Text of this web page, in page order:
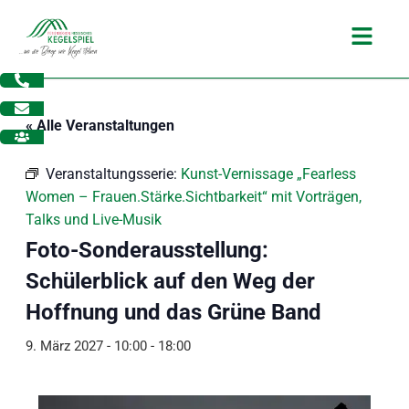
Inhalt
springen
Main
« Alle Veranstaltungen
Veranstaltungsserie: Kunst-Vernissage „Fearless
Women – Frauen.Stärke.Sichtbarkeit“ mit Vorträgen,
Talks und Live-Musik
Foto-Sonderausstellung:
Schülerblick auf den Weg der
Hoffnung und das Grüne Band
9. März 2027 - 10:00- 18:00